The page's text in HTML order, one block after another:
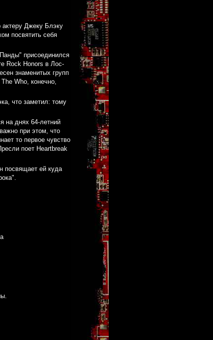
Джеку Блэку
посвятить себя
присоединился
Rock Honors в Лос-
знаменитых групп
Who, конечно,
что заметил: тому
на днях 64-летний
при этом, что
то первое чувство
поет Heartbreak
посвящает ей куда